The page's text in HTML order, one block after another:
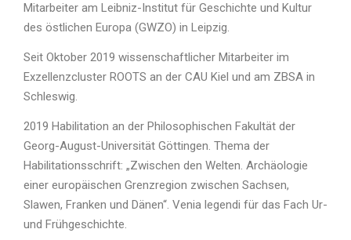
Mitarbeiter am Leibniz-Institut für Geschichte und Kultur
des östlichen Europa (GWZO) in Leipzig.
Seit Oktober 2019 wissenschaftlicher Mitarbeiter im
Exzellenzcluster ROOTS an der CAU Kiel und am ZBSA in
Schleswig.
2019 Habilitation an der Philosophischen Fakultät der
Georg-August-Universität Göttingen. Thema der
Habilitationsschrift: „Zwischen den Welten. Archäologie
einer europäischen Grenzregion zwischen Sachsen,
Slawen, Franken und Dänen“. Venia legendi für das Fach Ur-
und Frühgeschichte.